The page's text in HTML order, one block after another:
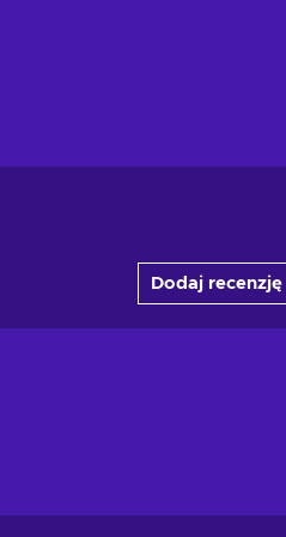
Dodaj recenzję